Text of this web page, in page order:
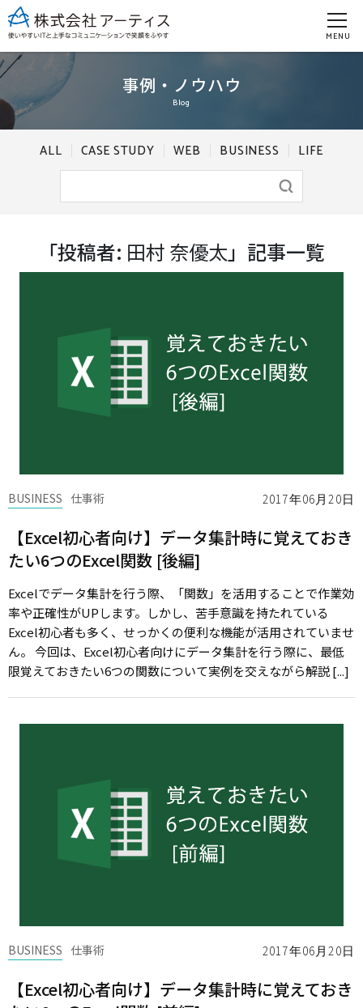
MENU
事例・ノウハウ
Blog
ALL CASE STUDY WEB BUSINESS LIFE
「投稿者: 田村 奈優太 」記事一覧
2017年06月20日
BUSINESS 仕事術
【Excel初心者向け】データ集計時に覚えておき
たい6つのExcel関数 [後編]
Excelでデータ集計を行う際、「関数」を活用することで作業効
率や正確性がUPします。しかし、苦手意識を持たれている
Excel初心者も多く、せっかくの便利な機能が活用されていませ
ん。 今回は、Excel初心者向けにデータ集計を行う際に、最低
限覚えておきたい6つの関数について実例を交えながら解説 [...]
2017年06月20日
BUSINESS 仕事術
【Excel初心者向け】データ集計時に覚えておき